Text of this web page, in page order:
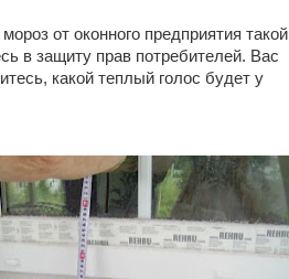
от оконного предприятия такой
в защиту прав потребителей. Вас
какой теплый голос будет у